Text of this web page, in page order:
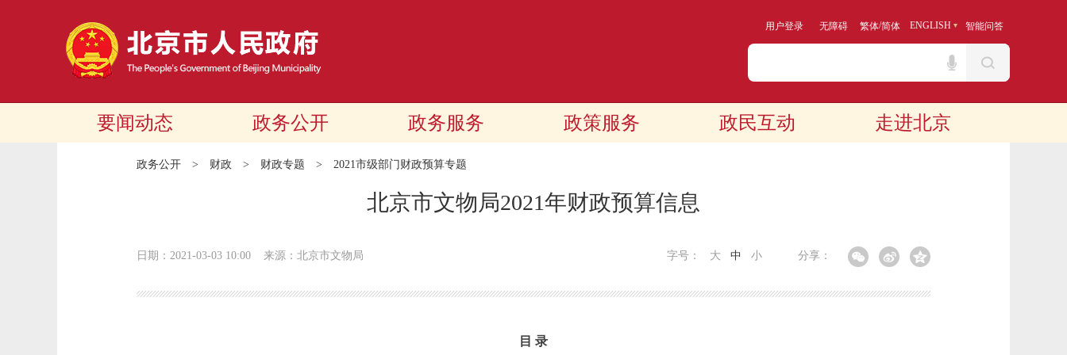
用户登录 无障碍 繁体/简体 ENGLISH 智能问答
要闻动态 政务公开 政务服务 政策服务 政民互动 走进北京
政务公开 > 财政 > 财政专题 > 2021市级部门财政预算专题
北京市文物局2021年财政预算信息
日期：2021-03-03 10:00 来源：北京市文物局 分享：
字号： 大 中 小
目 录